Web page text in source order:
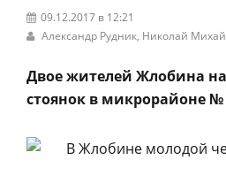
09.12.2017 в 12:21
Александр Рудник, Николай
Двое жителей Жлобина
стоянок в микрорайоне №